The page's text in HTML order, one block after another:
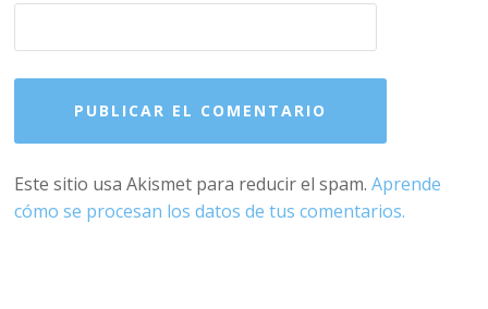
Este sitio usa Akismet para reducir el spam.Aprende
cómo se procesan los datos de tus comentarios.